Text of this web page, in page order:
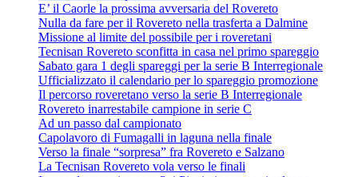
E’ il Caorle la prossima avversaria del Rovereto
Nulla da fare per il Rovereto nella trasferta a Dalmine
Missione al limite del possibile per i roveretani
Tecnisan Rovereto sconfitta in casa nel primo spareggio
Sabato gara 1 degli spareggi per la serie B Interregionale
Ufficializzato il calendario per lo spareggio promozione
Il percorso roveretano verso la serie B Interregionale
Rovereto inarrestabile campione in serie C
Ad un passo dal campionato
Capolavoro di Fumagalli in laguna nella finale
Verso la finale “sorpresa” fra Rovereto e Salzano
La Tecnisan Rovereto vola verso le finali